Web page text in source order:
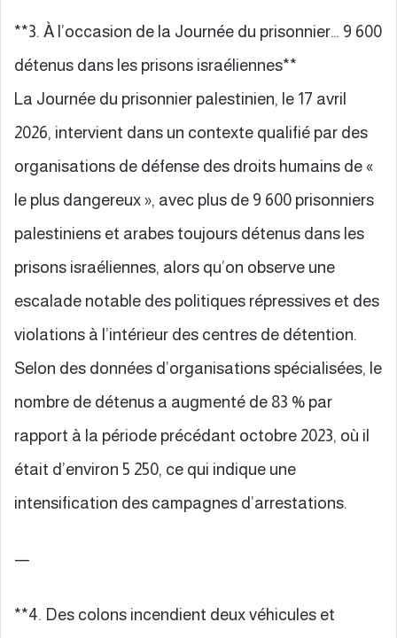
**3. À l’occasion de la Journée du prisonnier… 9 600
détenus dans les prisons israéliennes**
La Journée du prisonnier palestinien, le 17 avril
2026, intervient dans un contexte qualifié par des
organisations de défense des droits humains de «
le plus dangereux », avec plus de 9 600 prisonniers
palestiniens et arabes toujours détenus dans les
prisons israéliennes, alors qu’on observe une
escalade notable des politiques répressives et des
violations à l’intérieur des centres de détention.
Selon des données d’organisations spécialisées, le
nombre de détenus a augmenté de 83 % par
rapport à la période précédant octobre 2023, où il
était d’environ 5 250, ce qui indique une
intensification des campagnes d’arrestations.
—
**4. Des colons incendient deux véhicules et